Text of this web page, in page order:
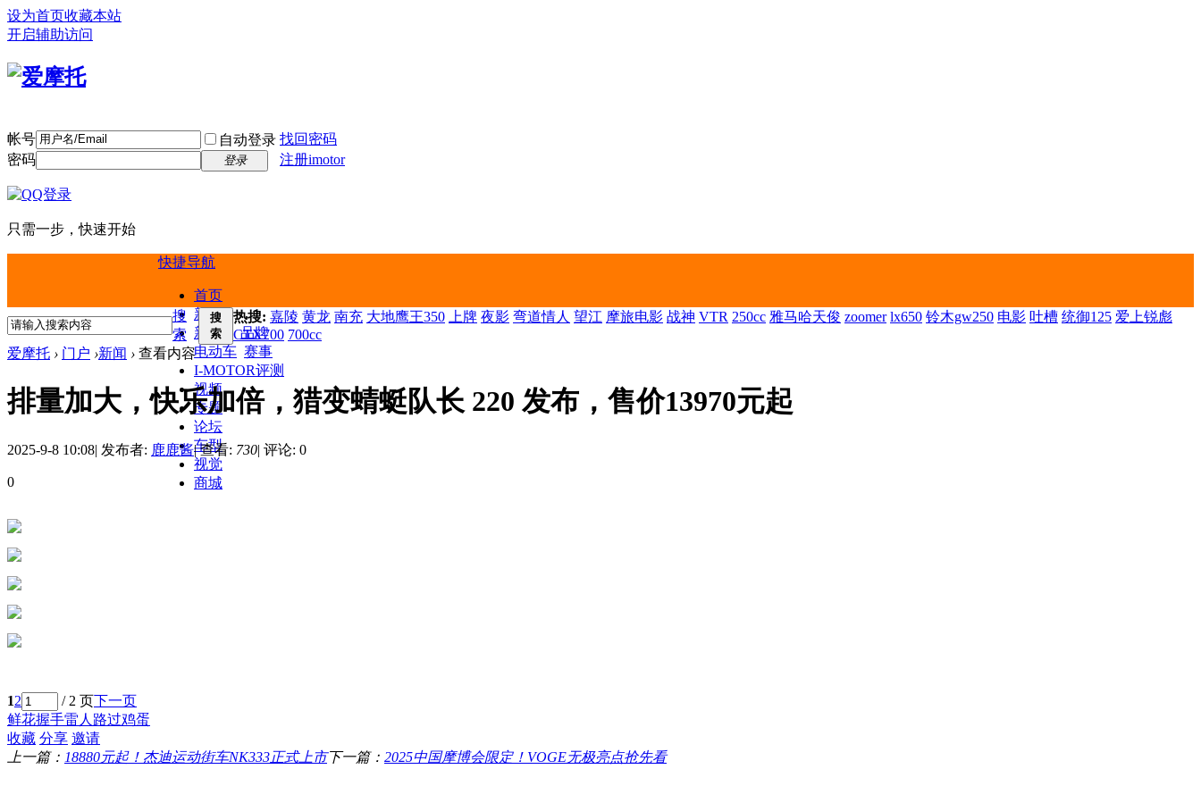
设为首页收藏本站
开启辅助访问
帐号 自动登录 找回密码
密码
登录 注册imotor
只需一步，快速开始
快捷导航
首页
新闻
新车
品牌
电动车 赛事
I-MOTOR评测
视频
专题
论坛
车型
视觉
商城
搜
索
搜
索
热搜: 嘉陵 黄龙 南充 大地鹰王350 上牌 夜影 弯道情人 望江 摩旅电影 战神 VTR 250cc 雅马哈天俊 zoomer lx650 铃木gw250 电影 吐槽 统御125 爱上锐彪
CTX700 700cc
爱摩托 › 门户 ›新闻 › 查看内容
排量加大，快乐加倍，猎变蜻蜓队长 220 发布，售价13970元起
2025-9-8 10:08| 发布者: 鹿鹿酱|查看: 730| 评论: 0
0
12 / 2 页下一页
鲜花握手雷人 路过鸡蛋
收藏 分享 邀请
上一篇： 18880元起！杰迪运动街车NK333正式上市下一篇： 2025中国摩博会限定！VOGE无极亮点抢先看